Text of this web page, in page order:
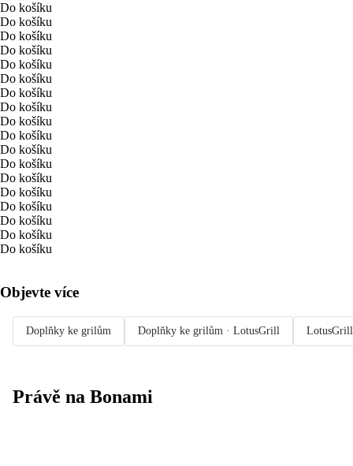
Do košíku
Do košíku
Do košíku
Do košíku
Do košíku
Do košíku
Do košíku
Do košíku
Do košíku
Do košíku
Do košíku
Do košíku
Do košíku
Do košíku
Do košíku
Do košíku
Do košíku
Do košíku
Objevte více
Doplňky ke grilům Doplňky ke grilům · LotusGrill LotusGrill
Právě na Bonami